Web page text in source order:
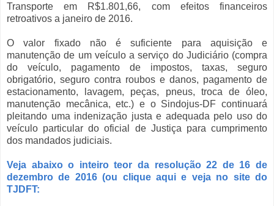
Transporte em R$1.801,66, com efeitos financeiros
retroativos a janeiro de 2016.
O valor fixado não é suficiente para aquisição e
manutenção de um veículo a serviço do Judiciário (compra
do veículo, pagamento de impostos, taxas, seguro
obrigatório, seguro contra roubos e danos, pagamento de
estacionamento, lavagem, peças, pneus, troca de óleo,
manutenção mecânica, etc.) e o Sindojus-DF continuará
pleitando uma indenização justa e adequada pelo uso do
veículo particular do oficial de Justiça para cumprimento
dos mandados judiciais.
Veja abaixo o inteiro teor da resolução 22 de 16 de
dezembro de 2016 (ou clique aqui e veja no site do
TJDFT: